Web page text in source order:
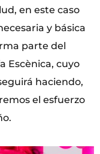
en este caso
y básica
parte del
Escènica, cuyo
haciendo,
el esfuerzo